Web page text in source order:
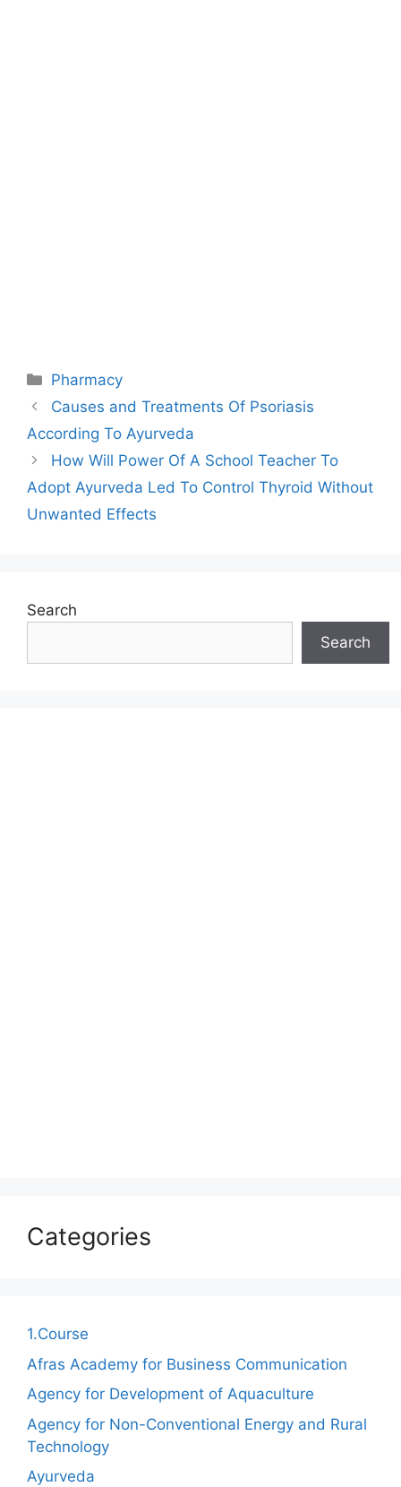
Categories
Pharmacy
Post
navigation
Causes and Treatments Of Psoriasis
According To Ayurveda
How Will Power Of A School Teacher To
Adopt Ayurveda Led To Control Thyroid Without
Unwanted Effects
Search
Search
Categories
1.Course
Afras Academy for Business Communication
Agency for Development of Aquaculture
Agency for Non-Conventional Energy and Rural
Technology
Ayurveda